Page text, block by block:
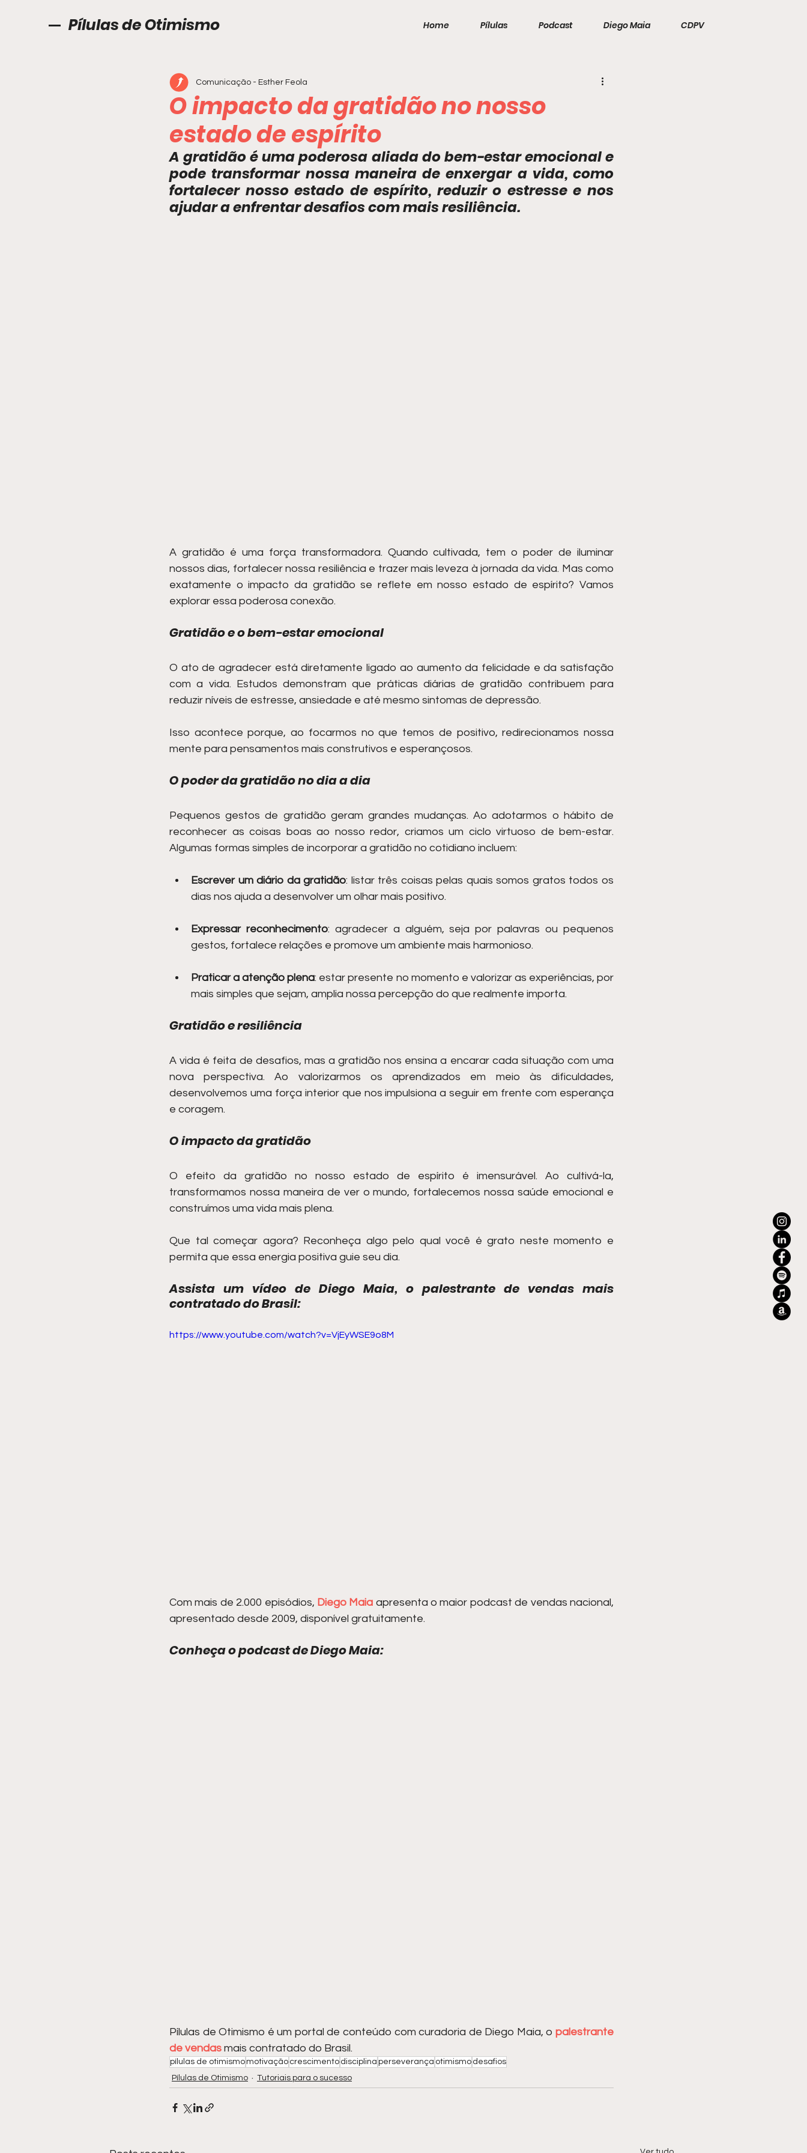
Pílulas de Otimismo Home Pílulas Podcast Diego Maia CDPV
O impacto da gratidão no nosso
estado de espírito
Comunicação - Esther Feola
A gratidão é uma poderosa aliada do bem-estar emocional e
pode transformar nossa maneira de enxergar a vida, como
fortalecer nosso estado de espírito, reduzir o estresse e nos
ajudar a enfrentar desafios com mais resiliência.
A gratidão é uma força transformadora. Quando cultivada, tem o poder de iluminar
nossos dias, fortalecer nossa resiliência e trazer mais leveza à jornada da vida. Mas como
exatamente o impacto da gratidão se reflete em nosso estado de espírito? Vamos
explorar essa poderosa conexão.
Gratidão e o bem-estar emocional
O ato de agradecer está diretamente ligado ao aumento da felicidade e da satisfação
com a vida. Estudos demonstram que práticas diárias de gratidão contribuem para
reduzir níveis de estresse, ansiedade e até mesmo sintomas de depressão.
Isso acontece porque, ao focarmos no que temos de positivo, redirecionamos nossa
mente para pensamentos mais construtivos e esperançosos.
O poder da gratidão no dia a dia
Pequenos gestos de gratidão geram grandes mudanças. Ao adotarmos o hábito de
reconhecer as coisas boas ao nosso redor, criamos um ciclo virtuoso de bem-estar.
Algumas formas simples de incorporar a gratidão no cotidiano incluem:
Escrever um diário da gratidão: listar três coisas pelas quais somos gratos todos os
dias nos ajuda a desenvolver um olhar mais positivo.
Expressar reconhecimento: agradecer a alguém, seja por palavras ou pequenos
gestos, fortalece relações e promove um ambiente mais harmonioso.
Praticar a atenção plena: estar presente no momento e valorizar as experiências, por
mais simples que sejam, amplia nossa percepção do que realmente importa.
Gratidão e resiliência
A vida é feita de desafios, mas a gratidão nos ensina a encarar cada situação com uma
nova perspectiva. Ao valorizarmos os aprendizados em meio às dificuldades,
desenvolvemos uma força interior que nos impulsiona a seguir em frente com esperança
e coragem.
O impacto da gratidão
O efeito da gratidão no nosso estado de espírito é imensurável. Ao cultivá-la,
transformamos nossa maneira de ver o mundo, fortalecemos nossa saúde emocional e
construímos uma vida mais plena.
Que tal começar agora? Reconheça algo pelo qual você é grato neste momento e
permita que essa energia positiva guie seu dia.
Assista um vídeo de Diego Maia, o palestrante de vendas mais
contratado do Brasil:
https://www.youtube.com/watch?v=VjEyWSE9o8M
Com mais de 2.000 episódios, Diego Maia apresenta o maior podcast de vendas nacional,
apresentado desde 2009, disponível gratuitamente.
Conheça o podcast de Diego Maia:
Pílulas de Otimismo é um portal de conteúdo com curadoria de Diego Maia, o palestrante
de vendas mais contratado do Brasil.
pílulas de otimismomotivação crescimento disciplina perseverança otimismo desafios
Pílulas de Otimismo
Tutoriais para o sucesso